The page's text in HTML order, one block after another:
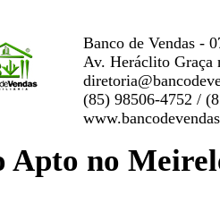
Banco de Vendas -
Av. Heráclito Graça
(85) 98506-4752 /
Apto no